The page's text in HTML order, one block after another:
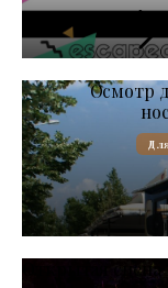
Осмотр
Открытая сцена